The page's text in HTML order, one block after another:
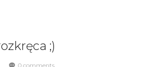
;)
0 comments